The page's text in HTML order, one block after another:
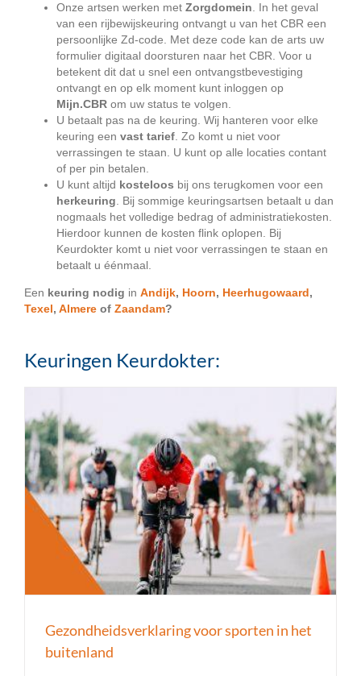
Onze artsen werken met Zorgdomein. In het geval
van een rijbewijskeuring ontvangt u van het CBR een
persoonlijke Zd-code. Met deze code kan de arts uw
formulier digitaal doorsturen naar het CBR. Voor u
betekent dit dat u snel een ontvangstbevestiging
ontvangt en op elk moment kunt inloggen op
Mijn.CBR om uw status te volgen.
U betaalt pas na de keuring. Wij hanteren voor elke
keuring een vast tarief. Zo komt u niet voor
verrassingen te staan. U kunt op alle locaties contant
of per pin betalen.
U kunt altijd kosteloos bij ons terugkomen voor een
herkeuring. Bij sommige keuringsartsen betaalt u dan
nogmaals het volledige bedrag of administratiekosten.
Hierdoor kunnen de kosten flink oplopen. Bij
Keurdokter komt u niet voor verrassingen te staan en
betaalt u éénmaal.
Een keuring nodig in Andijk, Hoorn, Heerhugowaard,
Texel, Almere of Zaandam?
Keuringen Keurdokter:
Gezondheidsverklaring voor sporten in het
buitenland